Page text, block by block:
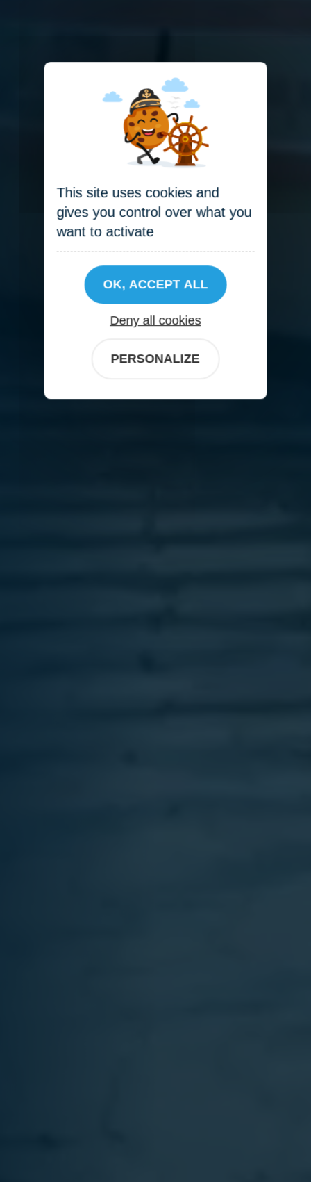
This site uses cookies and
gives you control over what you
want to activate
OK, ACCEPT ALL
Deny all cookies
PERSONALIZE